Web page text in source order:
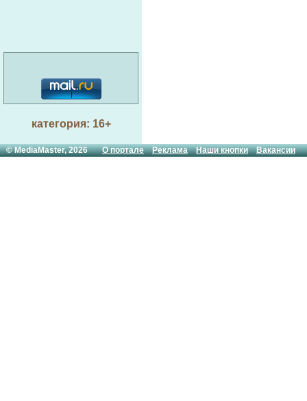
категория: 16+
© MediaMaster, 2026О портале Реклама Наши кнопки Вакансии